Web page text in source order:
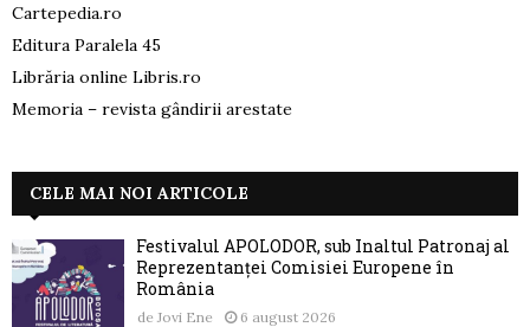
Cartepedia.ro
Editura Paralela 45
Librăria online Libris.ro
Memoria – revista gândirii arestate
CELE MAI NOI ARTICOLE
Festivalul APOLODOR, sub Înaltul Patronaj al
Reprezentanței Comisiei Europene în
România
de Jovi Ene 6 august 2026